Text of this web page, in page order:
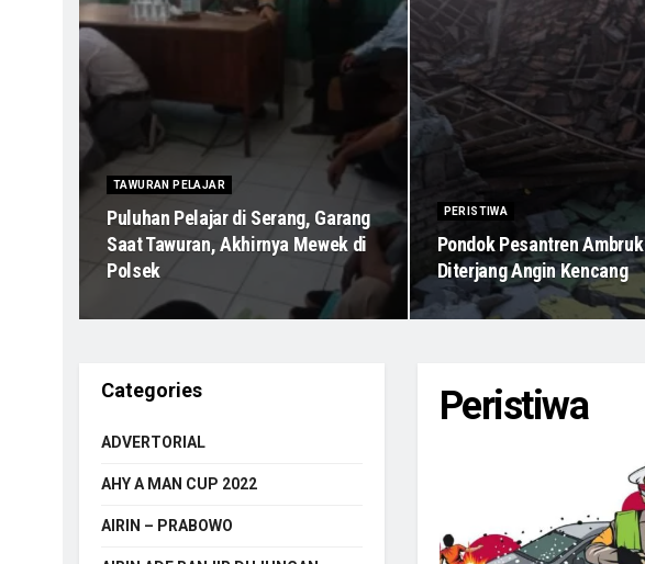
TAWURAN PELAJAR
Puluhan Pelajar di Serang, Garang
Saat Tawuran, Akhirnya Mewek di
Polsek
PERISTIWA
Pondok Pesantren Ambruk
Diterjang Angin Kencang
Peristiwa
Categories
ADVERTORIAL
AHY A MAN CUP 2022
AIRIN – PRABOWO